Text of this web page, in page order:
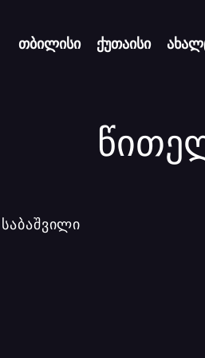
თბილისი ქუთაისი